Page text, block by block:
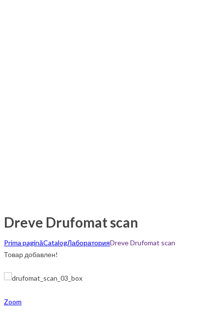
Dreve Drufomat scan
Prima paginăCatalogЛабораторияDreve Drufomat scan
Товар добавлен!
Zoom